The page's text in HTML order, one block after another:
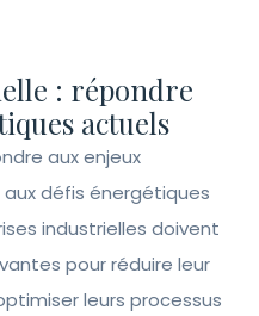
: répondre
actuels
aux enjeux
défis énergétiques
industrielles doivent
pour réduire leur
leurs processus